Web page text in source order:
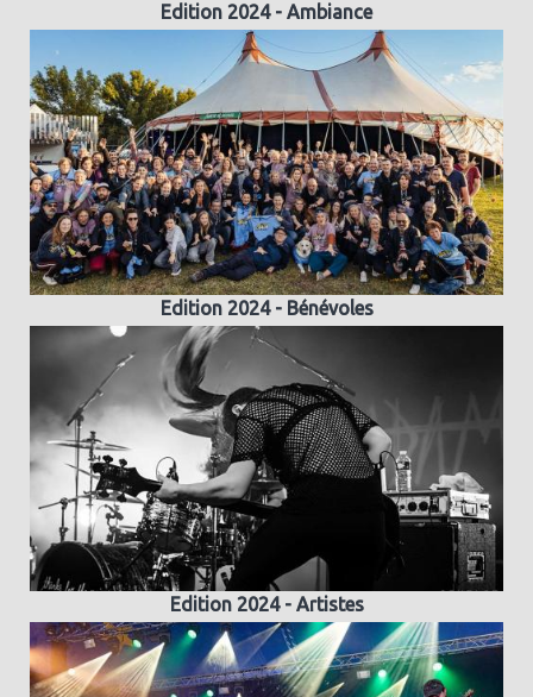
Edition 2024 - Ambiance
Edition 2024 - Bénévoles
Edition 2024 - Artistes